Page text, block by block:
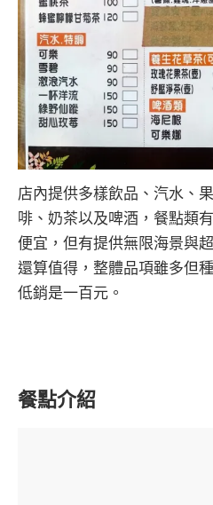
店內提供多樣飲品、汽水、
啡、奶茶以及啤酒，餐點類
便宜，但有提供無限海景與
還算值得，整體品項雖多但
低銷是一百元。
餐點介紹